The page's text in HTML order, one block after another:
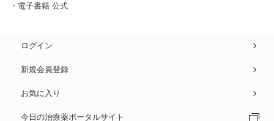
・電子書籍 公式
ログイン
新規会員登録
お気に入り
今日の治療薬ポータルサイト